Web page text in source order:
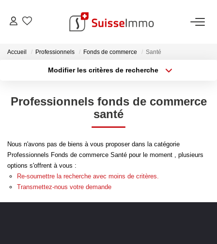
ACHETER
Découvrez Nos Biens À La Vente
Confiez-Nous La Recherche De Votre Bien À L'achat
Estimer Votre Bien En Ligne
Consultez Les Avis Clients
Accueil Professionnels Fonds de commerce Santé
Modifier les critères de recherche
Type de bien
Surface min
Créer une alerte
Professionnels fonds de commerce
santé
Nous n'avons pas de biens à vous proposer dans la catégorie
Professionnels Fonds de commerce Santé pour le moment , plusieurs
options s'offrent à vous :
Re-soumettre la recherche avec moins de critères.
Transmettez-nous votre demande